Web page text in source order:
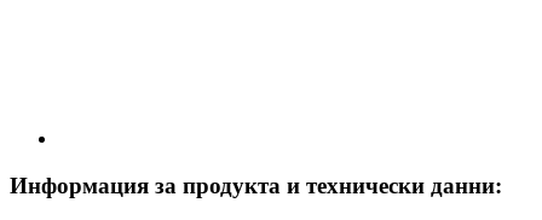
Информация за продукта и технически данни: